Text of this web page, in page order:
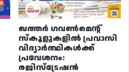
ഖത്തർ ഗവൺമെന്റ്
സ്കൂളുകളിൽ പ്രവാസി
വിദ്യാർത്ഥികൾക്ക്
പ്രവേശനം:
രജിസ്ട്രേഷൻ